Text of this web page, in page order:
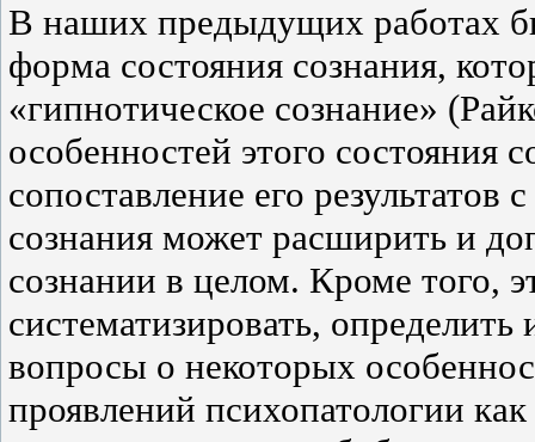
В наших предыдущих работах
форма состояния сознания,
«гипнотическое сознание»
особенностей этого состояния
сопоставление его
сознания может расширить и
сознании в целом. Кроме того,
систематизировать, определить
вопросы о некоторых
проявлений психопатологии